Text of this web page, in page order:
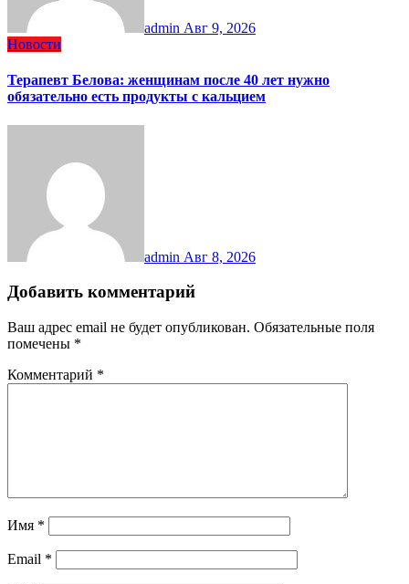
admin Авг 9, 2026
Новости
Терапевт Белова: женщинам после 40 лет нужно
обязательно есть продукты с кальцием
admin Авг 8, 2026
Добавить комментарий
Ваш адрес email не будет опубликован. Обязательные поля
помечены *
Комментарий *
Имя *
Email *